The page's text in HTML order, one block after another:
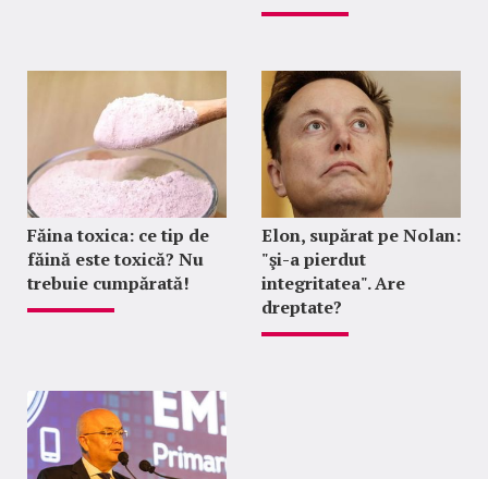
Făina toxica: ce tip de
făină este toxică? Nu
trebuie cumpărată!
Elon, supărat pe Nolan:
"şi-a pierdut
integritatea". Are
dreptate?